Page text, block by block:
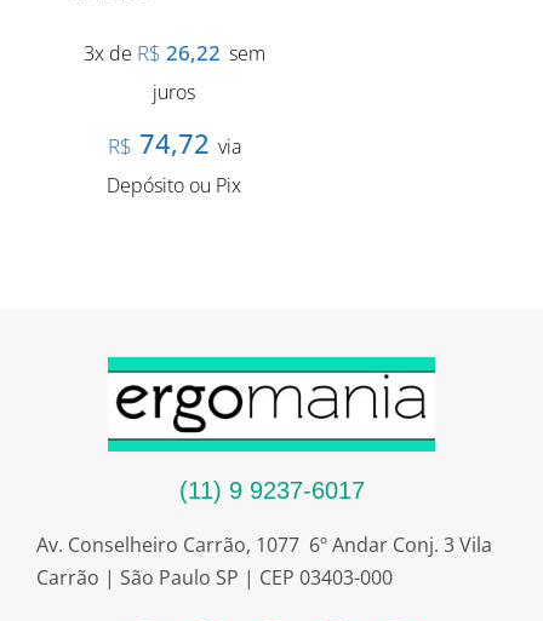
3x de R$ 26,22 sem
juros
R$ 74,72 via
Depósito ou Pix
(11) 9 9237-6017
Av. Conselheiro Carrão, 1077 6º Andar Conj. 3 Vila
Carrão | São Paulo SP | CEP 03403-000